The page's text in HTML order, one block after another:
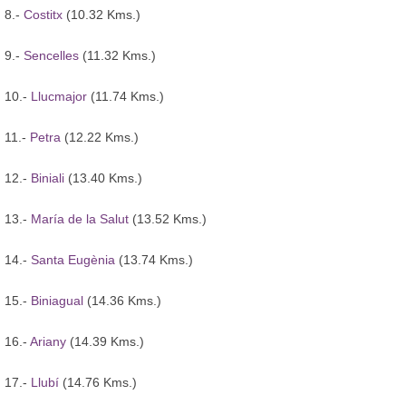
8.- Costitx (10.32 Kms.)
9.- Sencelles (11.32 Kms.)
10.- Llucmajor (11.74 Kms.)
11.- Petra (12.22 Kms.)
12.- Biniali (13.40 Kms.)
13.- María de la Salut (13.52 Kms.)
14.- Santa Eugènia (13.74 Kms.)
15.- Biniagual (14.36 Kms.)
16.- Ariany (14.39 Kms.)
17.- Llubí (14.76 Kms.)